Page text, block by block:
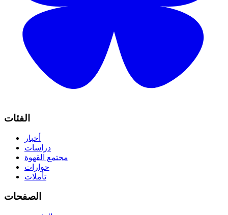
الفئات
أخبار
دراسات
مجتمع القهوة
حوارات
تأملات
الصفحات